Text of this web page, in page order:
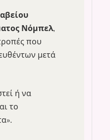
Νόμπελ,
που
μετά
ή να
το